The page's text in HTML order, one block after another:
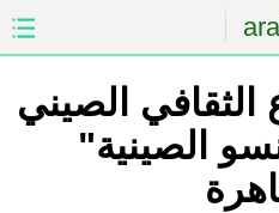
الشرق الأوسط
الثقافي الصيني
الصينية"